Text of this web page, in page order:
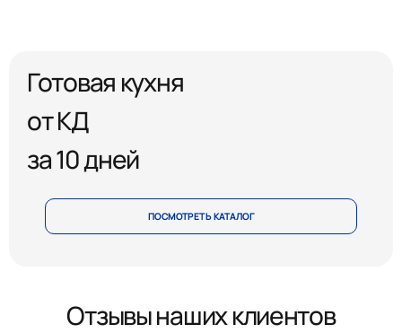
Готовая кухня
от КД
за 10 дней
ПОСМОТРЕТЬ КАТАЛОГ
Отзывы наших клиентов